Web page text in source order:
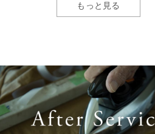
もっと見る